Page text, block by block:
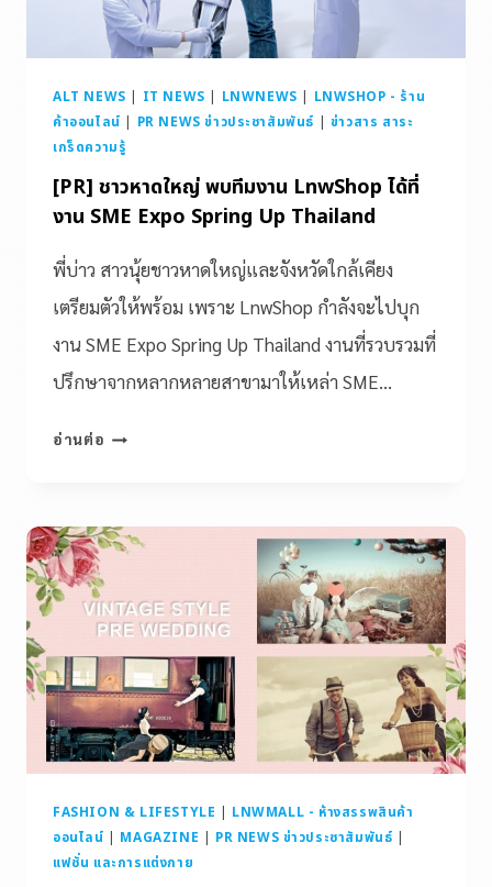
ALT NEWS | IT NEWS | LNWNEWS | LNWSHOP - ร้าน
ค้าออนไลน์ | PR NEWS ข่าวประชาสัมพันธ์ | ข่าวสาร สาระ
เกร็ดความรู้
[PR] ชาวหาดใหญ่ พบทีมงาน LnwShop ได้ที่
งาน SME Expo Spring Up Thailand
พี่บ่าว สาวนุ้ยชาวหาดใหญ่และจังหวัดใกล้เคียง
เตรียมตัวให้พร้อม เพราะ LnwShop กำลังจะไปบุก
งาน SME Expo Spring Up Thailand งานที่รวบรวมที่
ปรึกษาจากหลากหลายสาขามาให้เหล่า SME…
อ่านต่อ
FASHION & LIFESTYLE
LNWMALL - ห้างสรรพสินค้า
ออนไลน์
MAGAZINE PR NEWS ข่าวประชาสัมพันธ์
แฟชั่น และการแต่งกาย